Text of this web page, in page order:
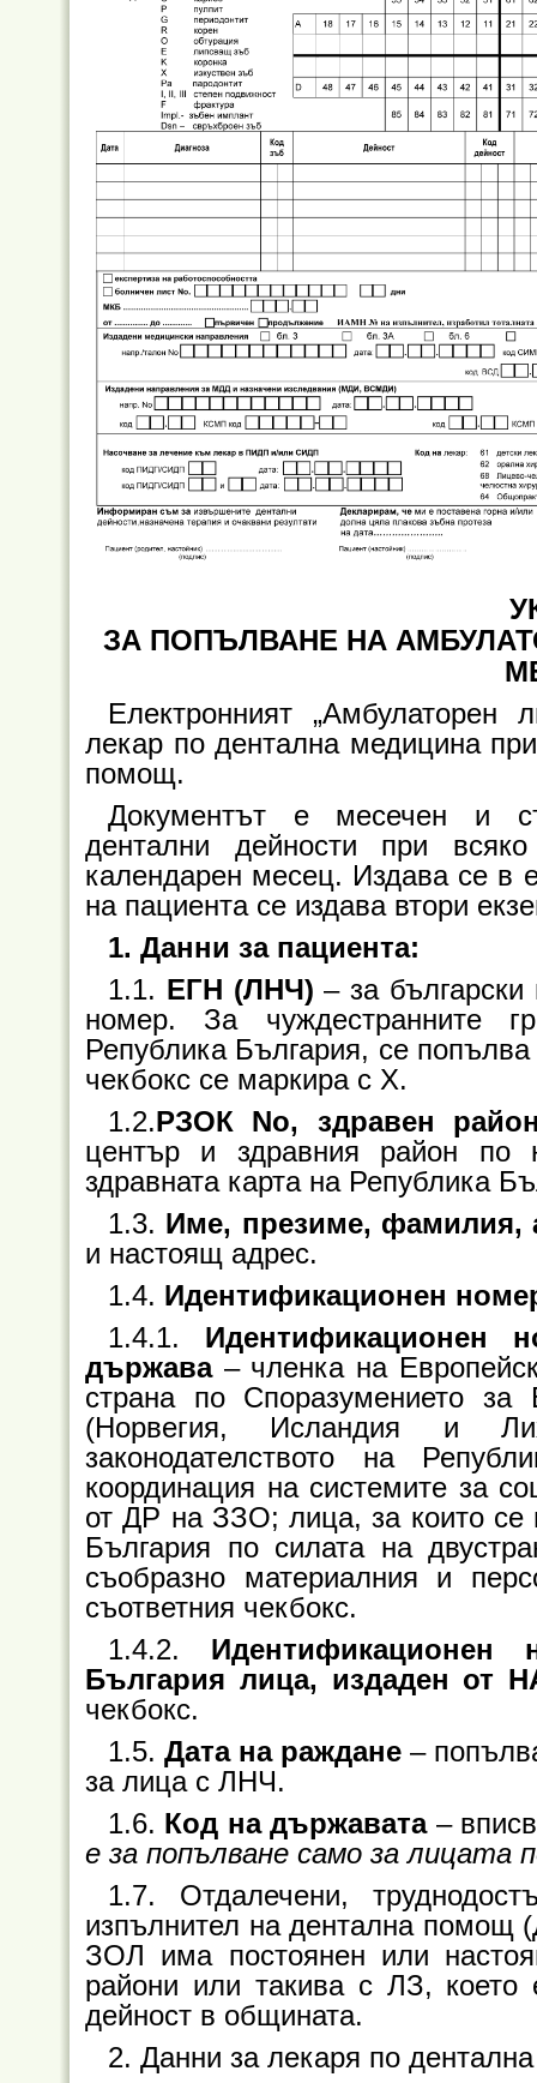
ЗА ПОПЪЛВАНЕ НА
Електронният „Амбулаторен
лекар по дентална медицина
помощ.
Документът е месечен и
дентални дейности при
календарен месец. Издава се в
на пациента се издава втори
1. Данни за пациента:
1.1. ЕГН (ЛНЧ) – за
номер. За чуждестранните
Република България, се
чекбокс се маркира с Х.
1.2.РЗОК No, здравен
център и здравния район по
здравната карта на Република
1.3. Име, презиме, фамилия,
и настоящ адрес.
1.4. Идентификационен
1.4.1. Идентификационен
държава– членка на
страна по Споразумението за
(Норвегия, Исландия и
законодателството на
координация на системите за
от ДР на ЗЗО; лица, за които се
България по силата на
съобразно материалния и
съответния чекбокс.
1.4.2.
България лица, издаден от
чекбокс.
1.5. Дата на раждане –
за лица с ЛНЧ.
1.6. Код на държавата–
е за попълване само за лицата
1.7. Отдалечени,
изпълнител на дентална помощ
ЗОЛ има постоянен или
райони или такива с ЛЗ, което
дейност в общината.
2. Данни за лекаря по